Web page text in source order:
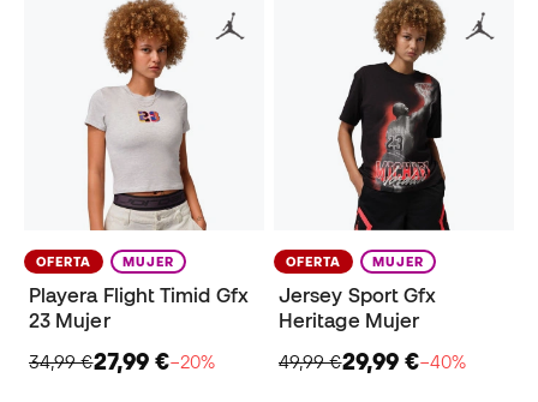
OFERTA MUJER
Playera Flight Timid Gfx
23 Mujer
34,99 €27,99 €−20%
OFERTA MUJER
Jersey Sport Gfx
Heritage Mujer
49,99 €29,99 €−40%